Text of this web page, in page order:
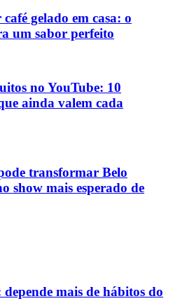
gelado em casa: o
um sabor perfeito
no YouTube: 10
ainda valem cada
transformar Belo
show mais esperado de
mais de hábitos do